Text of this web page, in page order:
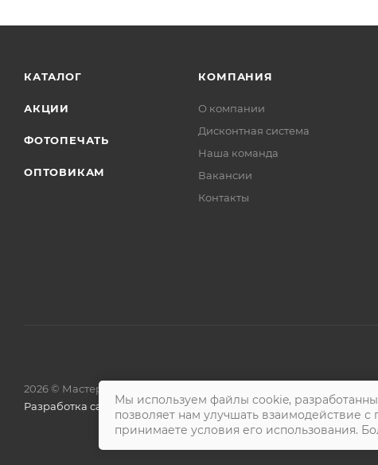
КАТАЛОГ
АКЦИИ
ФОТОПЕЧАТЬ
ОПТОВИКАМ
КОМПАНИЯ
О компании
Дисконтная система
Наша команда
Вакансии
Контакты
2026 © Мастера Вкуса
Разработка сайта — «Решение»Мы используем файлы cookie,
позволяет нам улучшать взаимодействие
принимаете условия его использования.